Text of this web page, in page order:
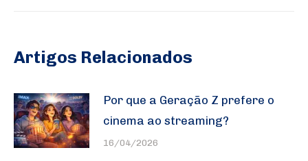
Artigos Relacionados
Por que a Geração Z prefere o
cinema ao streaming?
16/04/2026